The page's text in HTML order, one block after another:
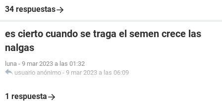
34 respuestas
es cierto cuando se traga el semen crece las
nalgas
luna - 9 mar 2023 a las 01:32
usuario anónimo - 9 mar 2023 a las 06:09
1 respuesta